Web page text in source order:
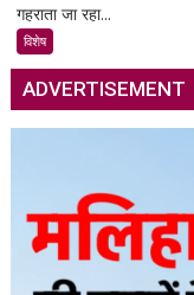
गहराता जा रहा...
विशेष
ADVERTISEMENT